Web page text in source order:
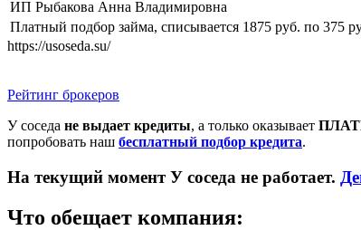
ИП Рыбакова Анна Владимировна
Платный подбор займа, списывается 1875 руб. по 375
https://usoseda.su/
Рейтинг брокеров
У соседа не выдает кредиты, а только оказывает
попробовать наш бесплатный подбор кредита.
На текущий момент У соседа не работает.
Что обещает компания: